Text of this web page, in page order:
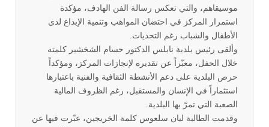
موسيقاهم، والتي تعكس رسالة الفن الهادف، مؤكدة
استمرار المركز في احتضان المواهب وتنمية الإبداع لدى
الأطفال والشباب رغم التحديات.
وألقى رئيس بلدية نابلس الدكتور حسام الشخشير كلمته
خلال الحفل، معبّراً عن تقديره لإنجازات المركز، ومؤكداً
حرص البلدية على دعم الأنشطة الثقافية والفنية باعتبارها
استثماراً في الإنسان والمستقبل، رغم الظروف المالية
الصعبة التي تمرّ بها البلدية.
وقدمت الطالبة ليان سلعوس كلمة الخريجين، عبّرت فيها عن